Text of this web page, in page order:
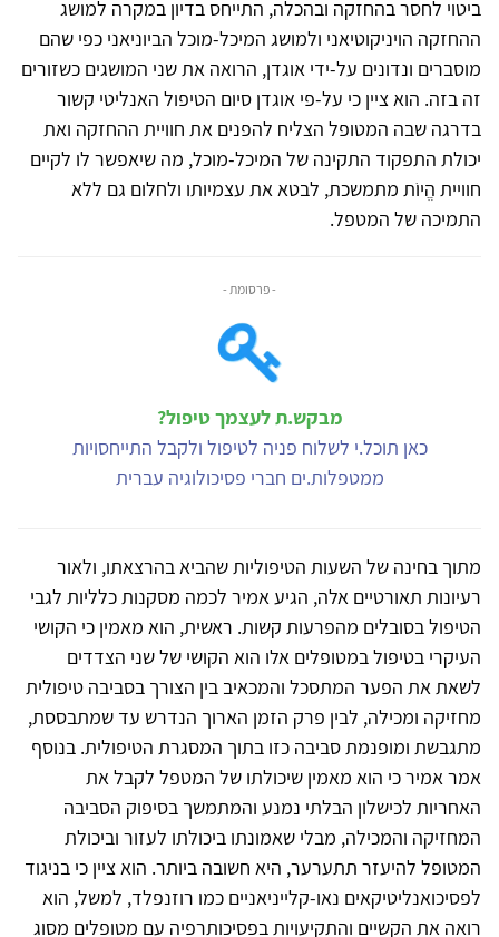
ביטוי לחסר בהחזקה ובהכלה, התייחס בדיון במקרה למושג
ההחזקה הויניקוטיאני ולמושג המיכל-מוכל הביוניאני כפי שהם
מוסברים ונדונים על-ידי אוגדן, הרואה את שני המושגים כשזורים
זה בזה. הוא ציין כי על-פי אוגדן סיום הטיפול האנליטי קשור
בדרגה שבה המטופל הצליח להפנים את חוויית ההחזקה ואת
יכולת התפקוד התקינה של המיכל-מוכל, מה שיאפשר לו לקיים
חוויית הֱיוֹת מתמשכת, לבטא את עצמיותו ולחלום גם ללא
התמיכה של המטפל.
- פרסומת -
מבקש.ת לעצמך טיפול?
כאן תוכל.י לשלוח פניה לטיפול ולקבל התייחסויות
ממטפלות.ים חברי פסיכולוגיה עברית
מתוך בחינה של השעות הטיפוליות שהביא בהרצאתו, ולאור
רעיונות תאורטיים אלה, הגיע אמיר לכמה מסקנות כלליות לגבי
הטיפול בסובלים מהפרעות קשות. ראשית, הוא מאמין כי הקושי
העיקרי בטיפול במטופלים אלו הוא הקושי של שני הצדדים
לשאת את הפער המתסכל והמכאיב בין הצורך בסביבה טיפולית
מחזיקה ומכילה, לבין פרק הזמן הארוך הנדרש עד שמתבססת,
מתגבשת ומופנמת סביבה כזו בתוך המסגרת הטיפולית. בנוסף
אמר אמיר כי הוא מאמין שיכולתו של המטפל לקבל את
האחריות לכישלון הבלתי נמנע והמתמשך בסיפוק הסביבה
המחזיקה והמכילה, מבלי שאמונתו ביכולתו לעזור וביכולת
המטופל להיעזר תתערער, היא חשובה ביותר. הוא ציין כי בניגוד
לפסיכואנליטיקאים נאו-קלייניאניים כמו רוזנפלד, למשל, הוא
רואה את הקשיים והתקיעויות בפסיכותרפיה עם מטופלים מסוג